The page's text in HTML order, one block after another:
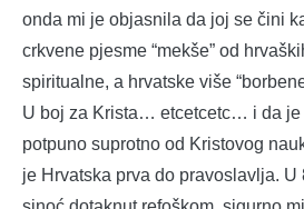
onda mi je objasnila da joj se čini
crkvene pjesme “mekše” od
spiritualne, a hrvatske više
U boj za Krista… etcetcetc… i da je
potpuno suprotno od Kristovog
je Hrvatska prva do pravoslavlja. U